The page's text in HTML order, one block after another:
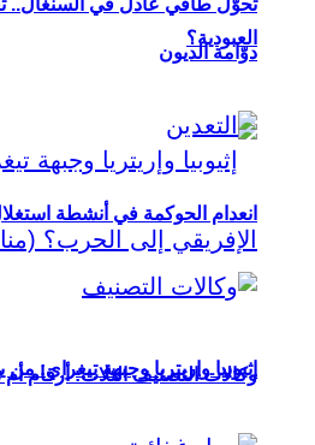
العبودية؟
إثيوبيا وإريتريا وجبهة تيغراي:
تحوُّل طاقي عادل في السنغال..
دوّامة الديون
انعدام الحوكمة في أنشطة
وكالات التصنيف الثلاث: أرقام